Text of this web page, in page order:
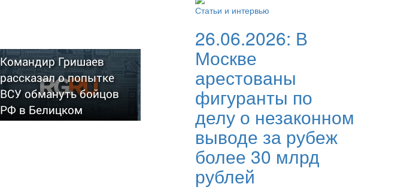
Командир Гришаев
рассказал о попытке
ВСУ обмануть бойцов
РФ в Белицком
Статьи и интервью
26.06.2026: В
Москве
арестованы
фигуранты по
делу о незаконном
выводе за рубеж
более 30 млрд
рублей